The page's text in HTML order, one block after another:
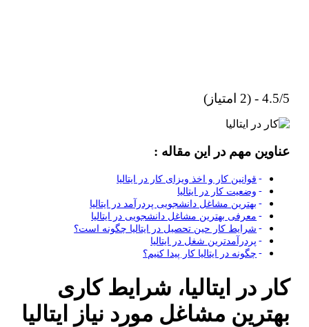
4.5/5 - (2 امتیاز)
عناوین مهم در این مقاله :
قوانین کار و اخذ ویزای کار در ایتالیا
وضعیت کار در ایتالیا
بهترین مشاغل دانشجویی پردرآمد در ایتالیا
معرفی بهترین مشاغل دانشجویی در ایتالیا
شرایط کار حین تحصیل در ایتالیا چگونه است؟
پردرآمدترین شغل در ایتالیا
چگونه در ایتالیا کار پیدا کنیم؟
کار در ایتالیا، شرایط کاری
بهترین مشاغل مورد نیاز ایتالیا